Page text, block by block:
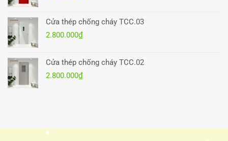
Cửa thép chống cháy TCC.03
2.800.000₫
Cửa thép chống cháy TCC.02
2.800.000₫